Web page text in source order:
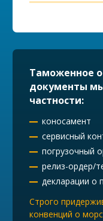
Таможенное
документы
частности:
коносамент
сервисный
погрузочный
релиз-ордер/
декларации о
Строго
конвенций о